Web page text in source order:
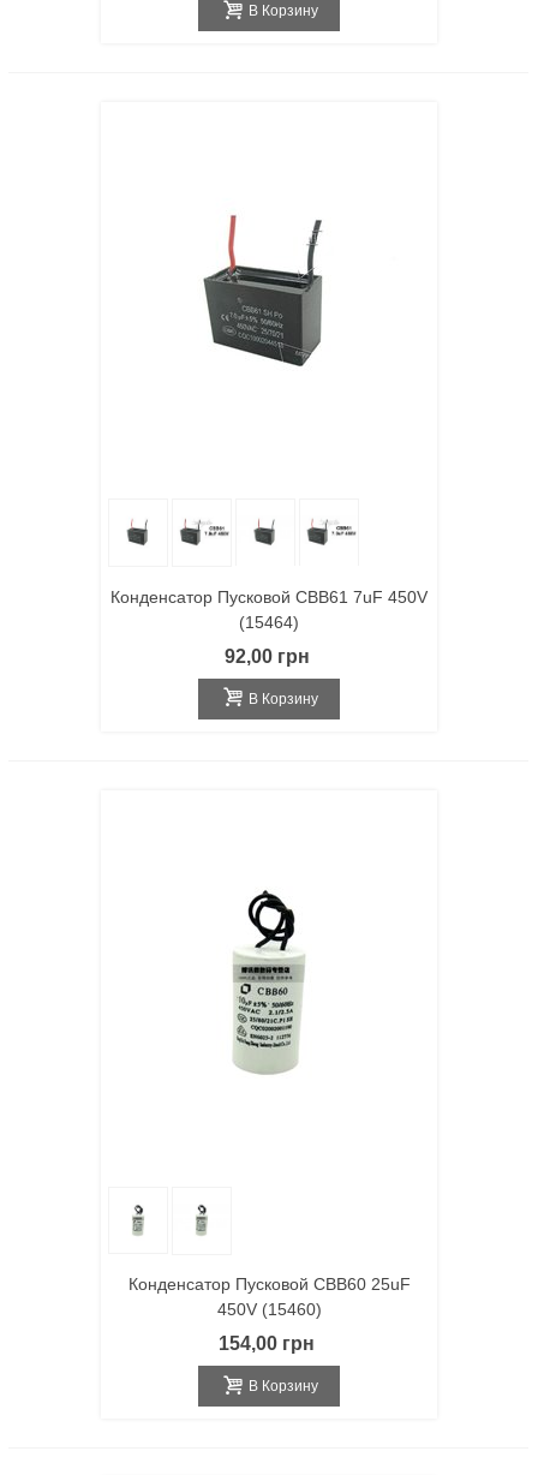
В Корзину
Конденсатор Пусковой CBB61 7uF 450V
(15464)
92,00 грн
В Корзину
Конденсатор Пусковой CBB60 25uF
450V (15460)
154,00 грн
В Корзину